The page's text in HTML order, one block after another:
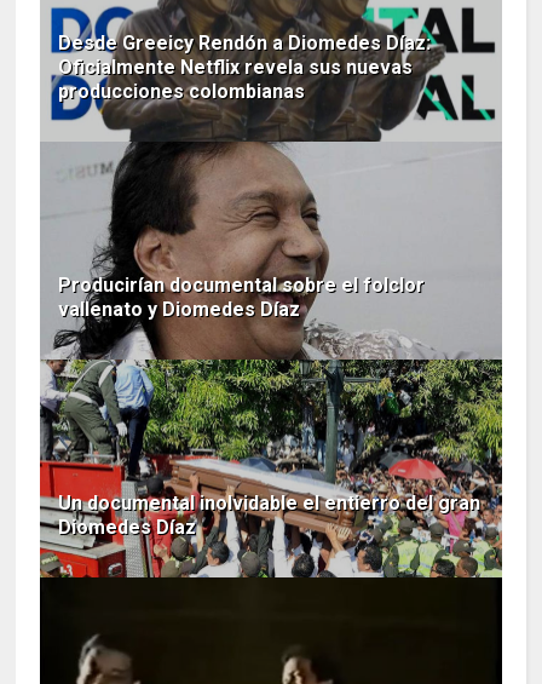
Desde Greeicy Rendón a Diomedes Díaz:
Oficialmente Netflix revela sus nuevas
producciones colombianas
Producirían documental sobre el folclor
vallenato y Diomedes Díaz
Un documental inolvidable el entierro del gran
Diomedes Díaz